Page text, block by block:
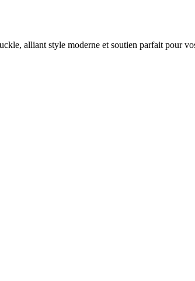
alliant style moderne et soutien parfait pour